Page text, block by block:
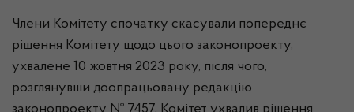
Члени Комітету спочатку скасували попереднє
рішення Комітету щодо цього законопроекту,
ухвалене 10 жовтня 2023 року, після чого,
розглянувши доопрацьовану редакцію